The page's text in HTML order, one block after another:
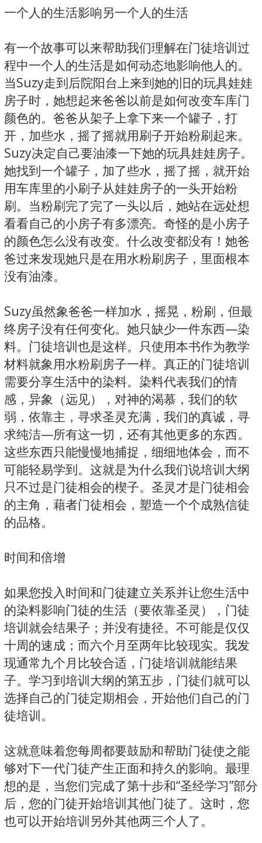
一个人的生活影响另一个人的生活
有一个故事可以来帮助我们理解在门徒培训过
程中一个人的生活是如何动态地影响他人的。
当Suzy走到后院阳台上来到她的旧的玩具娃娃
房子时，她想起来爸爸以前是如何改变车库门
颜色的。爸爸从架子上拿下来一个罐子，打
开，加些水，摇了摇就用刷子开始粉刷起来。
Suzy决定自己要油漆一下她的玩具娃娃房子。
她找到一个罐子，加了些水，摇了摇，就开始
用车库里的小刷子从娃娃房子的一头开始粉
刷。当粉刷完了完了一头以后，她站在远处想
看看自己的小房子有多漂亮。奇怪的是小房子
的颜色怎么没有改变。什么改变都没有！她爸
爸过来发现她只是在用水粉刷房子，里面根本
没有油漆。
Suzy虽然象爸爸一样加水，摇晃，粉刷，但最
终房子没有任何变化。她只缺少一件东西—染
料。门徒培训也是这样。只使用本书作为教学
材料就象用水粉刷房子一样。真正的门徒培训
需要分享生活中的染料。染料代表我们的情
感，异象（远见），对神的渴慕，我们的软
弱，依靠主，寻求圣灵充满，我们的真诚，寻
求纯洁—所有这一切，还有其他更多的东西。
这些东西只能慢慢地捕捉，细细地体会，而不
可能轻易学到。这就是为什么我们说培训大纲
只不过是门徒相会的楔子。圣灵才是门徒相会
的主角，藉者门徒相会，塑造一个个成熟信徒
的品格。
时间和倍增
如果您投入时间和门徒建立关系并让您生活中
的染料影响门徒的生活（要依靠圣灵），门徒
培训就会结果子；并没有捷径。不可能是仅仅
十周的速成；而六个月至两年比较现实。我发
现通常九个月比较合适，门徒培训就能结果
子。学习到培训大纲的第五步，门徒们就可以
选择自己的门徒定期相会，开始他们自己的门
徒培训。
这就意味着您每周都要鼓励和帮助门徒使之能
够对下一代门徒产生正面和持久的影响。最理
想的是，当您们完成了第十步和“圣经学习”部分
后，您的门徒开始培训其他门徒了。这时，您
也可以开始培训另外其他两三个人了。